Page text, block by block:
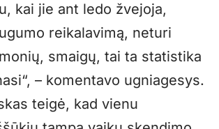
kai jie ant ledo žvejoja,
reikalavimą, neturi
smaigų, tai ta statistika
– komentavo ugniagesys.
teigė, kad vienu